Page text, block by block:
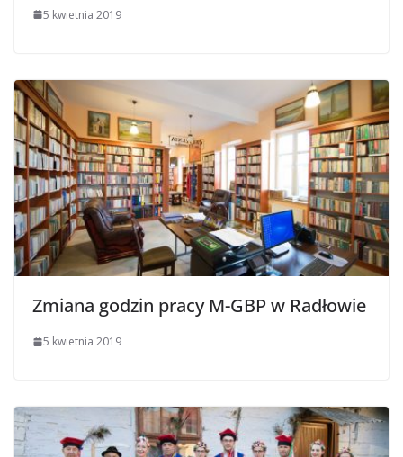
5 kwietnia 2019
Zmiana godzin pracy M-GBP w Radłowie
5 kwietnia 2019